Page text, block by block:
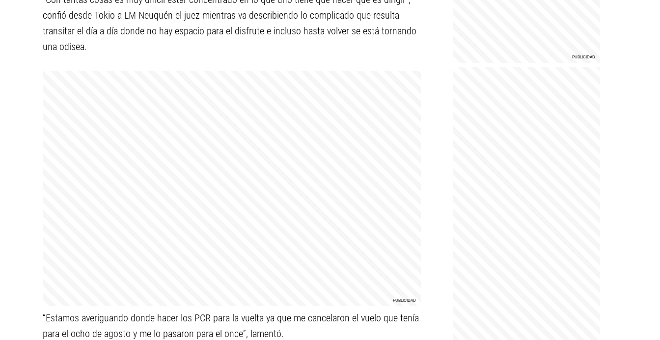
confió desde Tokio a LM Neuquén el juez mientras va describiendo lo complicado que resulta
transitar el día a día donde no hay espacio para el disfrute e incluso hasta volver se está tornando
una odisea.
“Estamos averiguando donde hacer los PCR para la vuelta ya que me cancelaron el vuelo que tenía
para el ocho de agosto y me lo pasaron para el once”, lamentó.